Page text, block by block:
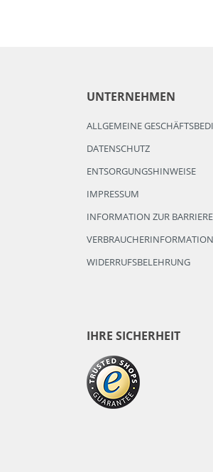
UNTERNEHMEN
ALLGEMEINE
DATENSCHUTZ
ENTSORGUNGSHINWEISE
IMPRESSUM
INFORMATION ZUR
WIDERRUFSBELEHRUNG
IHRE SICHERHEIT